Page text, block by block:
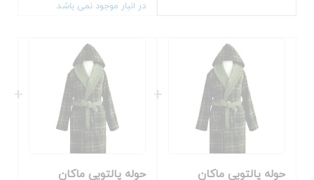
در انبار موجود نمی باشد
حوله پالتویی ماکان
حوله پالتویی ماکان